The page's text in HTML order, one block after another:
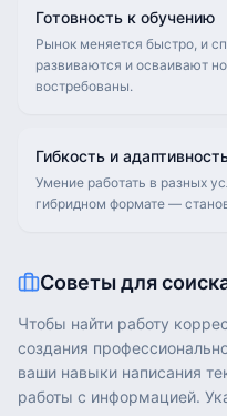
Готовность к обучению
Рынок меняется быстро, и
развиваются и осваивают
востребованы.
Гибкость и
Умение работать в разных
гибридном формате —
Советы для
Чтобы найти работу
создания
ваши навыки написания
работы с информацией.